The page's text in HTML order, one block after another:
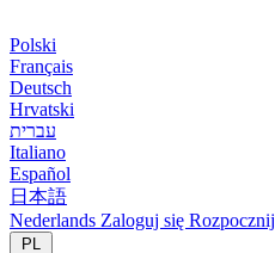
Polski
Français
Deutsch
Hrvatski
עברית
Italiano
Español
日本語
Nederlands Zaloguj się Rozpocznij
PL